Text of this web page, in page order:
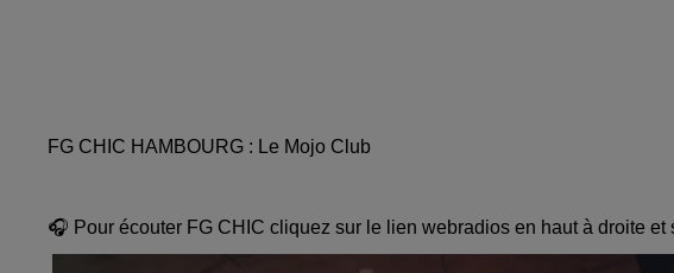
FG CHIC HAMBOURG : Le Mojo Club
🎧 Pour écouter FG CHIC cliquez sur le lien webradios en haut à droite et